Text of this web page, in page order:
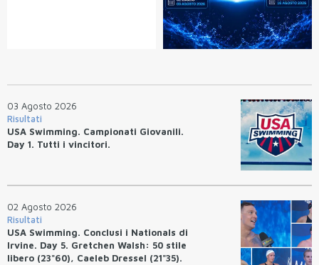
03 Agosto 2026
Risultati
USA Swimming. Campionati Giovanili.
Day 1. Tutti i vincitori.
02 Agosto 2026
Risultati
USA Swimming. Conclusi i Nationals di
Irvine. Day 5. Gretchen Walsh: 50 stile
libero (23"60), Caeleb Dressel (21"35).